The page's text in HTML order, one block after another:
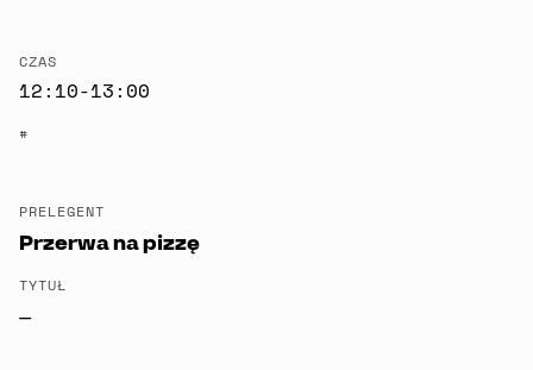
CZAS
12:10-13:00
#
PRELEGENT
Przerwa na pizzę
TYTUŁ
—